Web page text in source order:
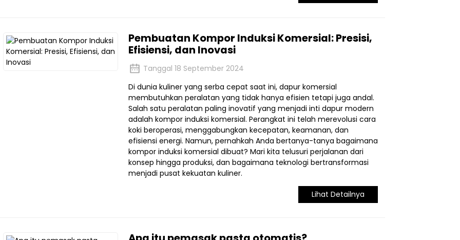
Pembuatan Kompor Induksi Komersial: Presisi,
Efisiensi, dan Inovasi
Tanggal 18 September 2024
Di dunia kuliner yang serba cepat saat ini, dapur komersial
membutuhkan peralatan yang tidak hanya efisien tetapi juga andal.
Salah satu peralatan paling inovatif yang menjadi inti dapur modern
adalah kompor induksi komersial. Perangkat ini telah merevolusi cara
koki beroperasi, menggabungkan kecepatan, keamanan, dan
efisiensi energi. Namun, pernahkah Anda bertanya-tanya bagaimana
kompor induksi komersial dibuat? Mari kita telusuri perjalanan dari
konsep hingga produksi, dan bagaimana teknologi bertransformasi
menjadi pusat kekuatan kuliner.
Lihat Detailnya